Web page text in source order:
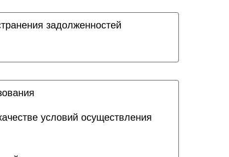
задолженностей
условий осуществления